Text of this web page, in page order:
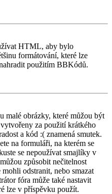
HTML, aby bylo
formátování, které lze
použitím BBKódů.
malé obrázky, které můžou být
za použití krátkého
a kód :( znamená smutek.
na formuláři, na kterém se
se nepoužívat smajlíky v
způsobit nečitelnost
odstranit, nebo smazat
fóra může také nastavit
lze v příspěvku použít.